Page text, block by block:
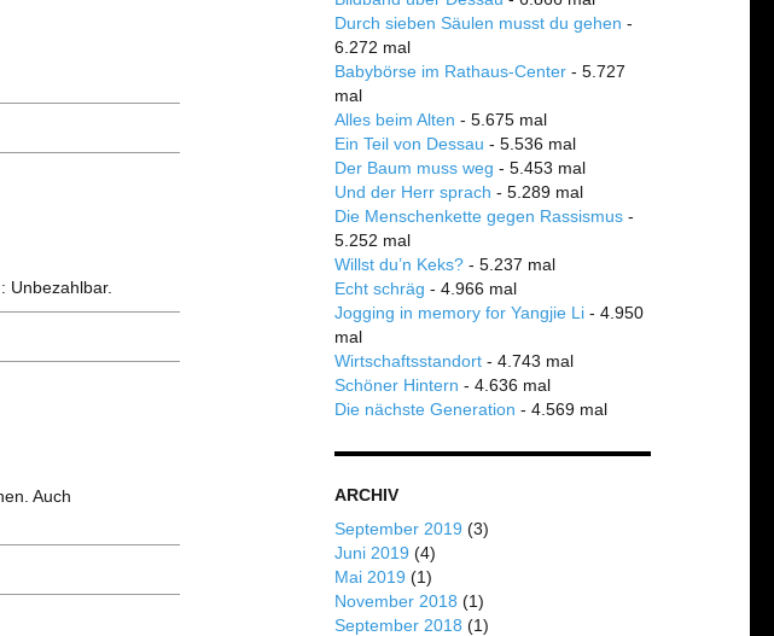
Unbezahlbar.
Auch
Durch sieben Säulen musst du gehen -
6.272 mal
Babybörse im Rathaus-Center- 5.727
mal
Alles beim Alten - 5.675 mal
Ein Teil von Dessau - 5.536 mal
Der Baum muss weg - 5.453 mal
Und der Herr sprach - 5.289 mal
Die Menschenkette gegen Rassismus-
5.252 mal
Willst du’n Keks?- 5.237 mal
Echt schräg - 4.966 mal
Jogging in memory for Yangjie Li- 4.950
mal
Wirtschaftsstandort- 4.743 mal
Schöner Hintern - 4.636 mal
Die nächste Generation - 4.569 mal
ARCHIV
September 2019 (3)
Juni 2019 (4)
Mai 2019 (1)
November 2018 (1)
September 2018 (1)